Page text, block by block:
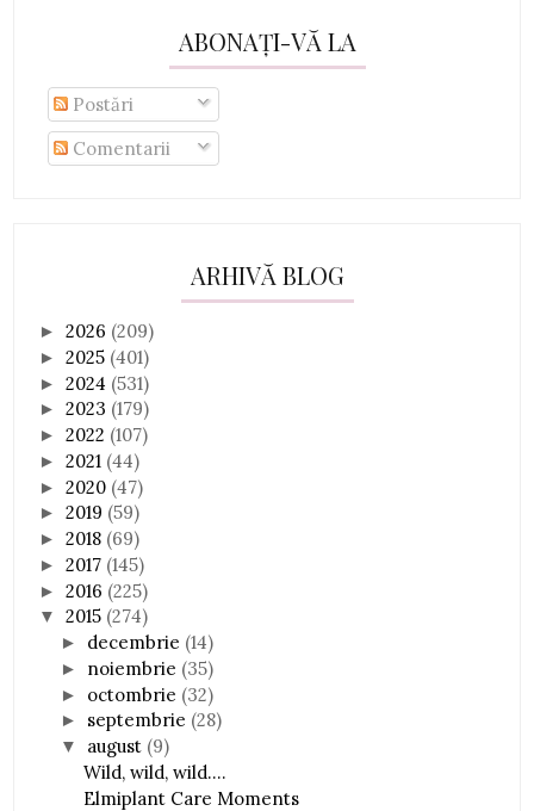
ABONAȚI-VĂ LA
Postări
Comentarii
ARHIVĂ BLOG
►2026 (209)
►2025 (401)
►2024 (531)
►2023 (179)
►2022 (107)
►2021 (44)
►2020 (47)
►2019 (59)
►2018 (69)
►2017 (145)
►2016 (225)
▼2015 (274)
► decembrie (14)
► noiembrie (35)
► octombrie (32)
► septembrie (28)
▼ august (9)
Wild, wild, wild....
Elmiplant Care Moments